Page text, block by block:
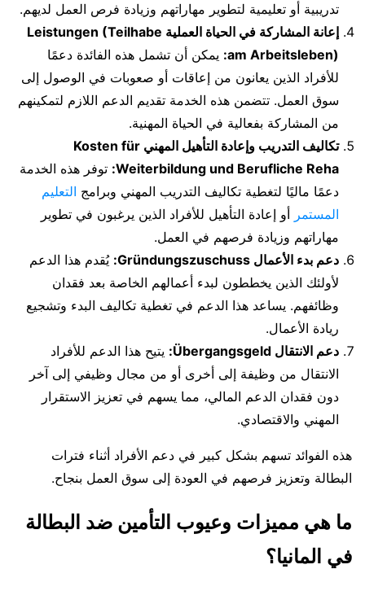
تدريبية أو تعليمية لتطوير مهاراتهم وزيادة فرص العمل لديهم.
إعانة المشاركة في الحياة العملية Leistungen (Teilhabe
am Arbeitsleben): يمكن أن تشمل هذه الفائدة دعمًا
للأفراد الذين يعانون من إعاقات أو صعوبات في الوصول إلى
سوق العمل. تتضمن هذه الخدمة تقديم الدعم اللازم لتمكينهم
من المشاركة بفعالية في الحياة المهنية.
تكاليف التدريب وإعادة التأهيل المهني Kosten für
Weiterbildung und Berufliche Reha: توفر هذه الخدمة
دعمًا ماليًا لتغطية تكاليف التدريب المهني وبرامج التعليم
المستمر أو إعادة التأهيل للأفراد الذين يرغبون في تطوير
مهاراتهم وزيادة فرصهم في العمل.
دعم بدء الأعمال Gründungszuschuss:
يُقدم هذا الدعم
لأولئك الذين يخططون لبدء أعمالهم الخاصة بعد فقدان
وظائفهم. يساعد هذا الدعم في تغطية تكاليف البدء وتشجيع
ريادة الأعمال.
دعم الانتقال Übergangsgeld:
يتيح هذا الدعم للأفراد
الانتقال من وظيفة إلى أخرى أو من مجال وظيفي إلى آخر
دون فقدان الدعم المالي، مما يسهم في تعزيز الاستقرار
المهني والاقتصادي.
هذه الفوائد تسهم بشكل كبير في دعم الأفراد أثناء فترات
البطالة وتعزيز فرصهم في العودة إلى سوق العمل بنجاح.
ما هي مميزات وعيوب التأمين ضد البطالة
في المانيا؟